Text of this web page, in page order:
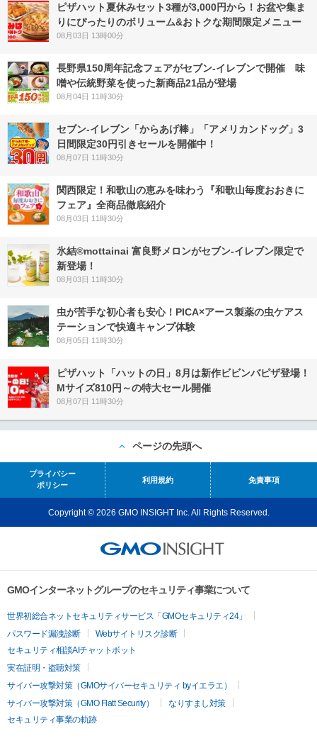
ピザハット夏休みセット3種が3,000円から！お盆や集ま
りにぴったりのボリューム&おトクな期間限定メニュー
08月03日 13時00分
長野県150周年記念フェアがセブン-イレブンで開催 味
噌や伝統野菜を使った新商品21品が登場
08月04日 11時30分
セブン‐イレブン「からあげ棒」「アメリカンドッグ」3
日間限定30円引きセールを開催中！
08月07日 11時30分
関西限定！和歌山の恵みを味わう『和歌山毎度おおきに
フェア』全商品徹底紹介
08月03日 11時30分
氷結®mottainai 富良野メロンがセブン‐イレブン限定で
新登場！
08月03日 11時30分
虫が苦手な初心者も安心！PICA×アース製薬の虫ケアス
テーションで快適キャンプ体験
08月05日 11時30分
ピザハット「ハットの日」8月は新作ビビンバピザ登場！
Mサイズ810円～の特大セール開催
08月07日 11時30分
ページの先頭へ
プライバシー
ポリシー
利用規約 免責事項
Copyright © 2026 GMO INSIGHT Inc. All Rights Reserved.
GMOインターネットグループのセキュリティ事業について
世界初総合ネットセキュリティサービス「GMOセキュリティ24」
パスワード漏洩診断
Webサイトリスク診断
セキュリティ相談AIチャットボット
実在証明・盗聴対策
サイバー攻撃対策（GMOサイバーセキュリティ byイエラエ）
サイバー攻撃対策（GMO Flatt Security）
なりすまし対策
セキュリティ事業の軌跡